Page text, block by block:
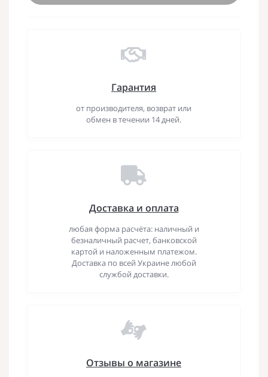
Гарантия
от производителя, возврат или
обмен в течении 14 дней.
Доставка и оплата
любая форма расчёта: наличный и
безналичный расчет, банковской
картой и наложенным платежом.
Доставка по всей Украине любой
службой доставки.
Отзывы о магазине